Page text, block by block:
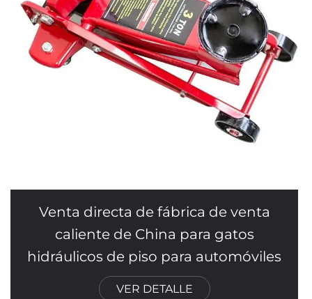
Venta directa de fábrica de venta
caliente de China para gatos
hidráulicos de piso para automóviles
VER DETALLE